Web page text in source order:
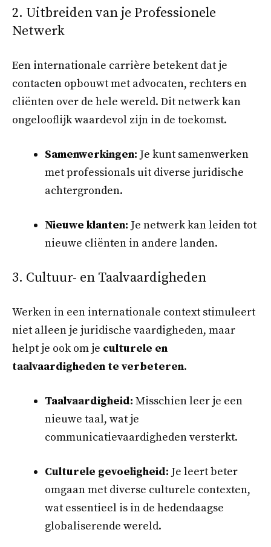
2. Uitbreiden van je Professionele
Netwerk
Een internationale carrière betekent dat je
contacten opbouwt met advocaten, rechters en
cliënten over de hele wereld. Dit netwerk kan
ongelooflijk waardevol zijn in de toekomst.
Samenwerkingen: Je kunt samenwerken
met professionals uit diverse juridische
achtergronden.
Nieuwe klanten: Je netwerk kan leiden tot
nieuwe cliënten in andere landen.
3. Cultuur- en Taalvaardigheden
Werken in een internationale context stimuleert
niet alleen je juridische vaardigheden, maar
helpt je ook om je culturele en
taalvaardigheden te verbeteren.
Taalvaardigheid: Misschien leer je een
nieuwe taal, wat je
communicatievaardigheden versterkt.
Culturele gevoeligheid: Je leert beter
omgaan met diverse culturele contexten,
wat essentieel is in de hedendaagse
globaliserende wereld.